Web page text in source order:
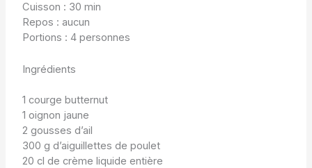
Cuisson : 30 min
Repos : aucun
Portions : 4 personnes
Ingrédients
1 courge butternut
1 oignon jaune
2 gousses d’ail
300 g d’aiguillettes de poulet
20 cl de crème liquide entière